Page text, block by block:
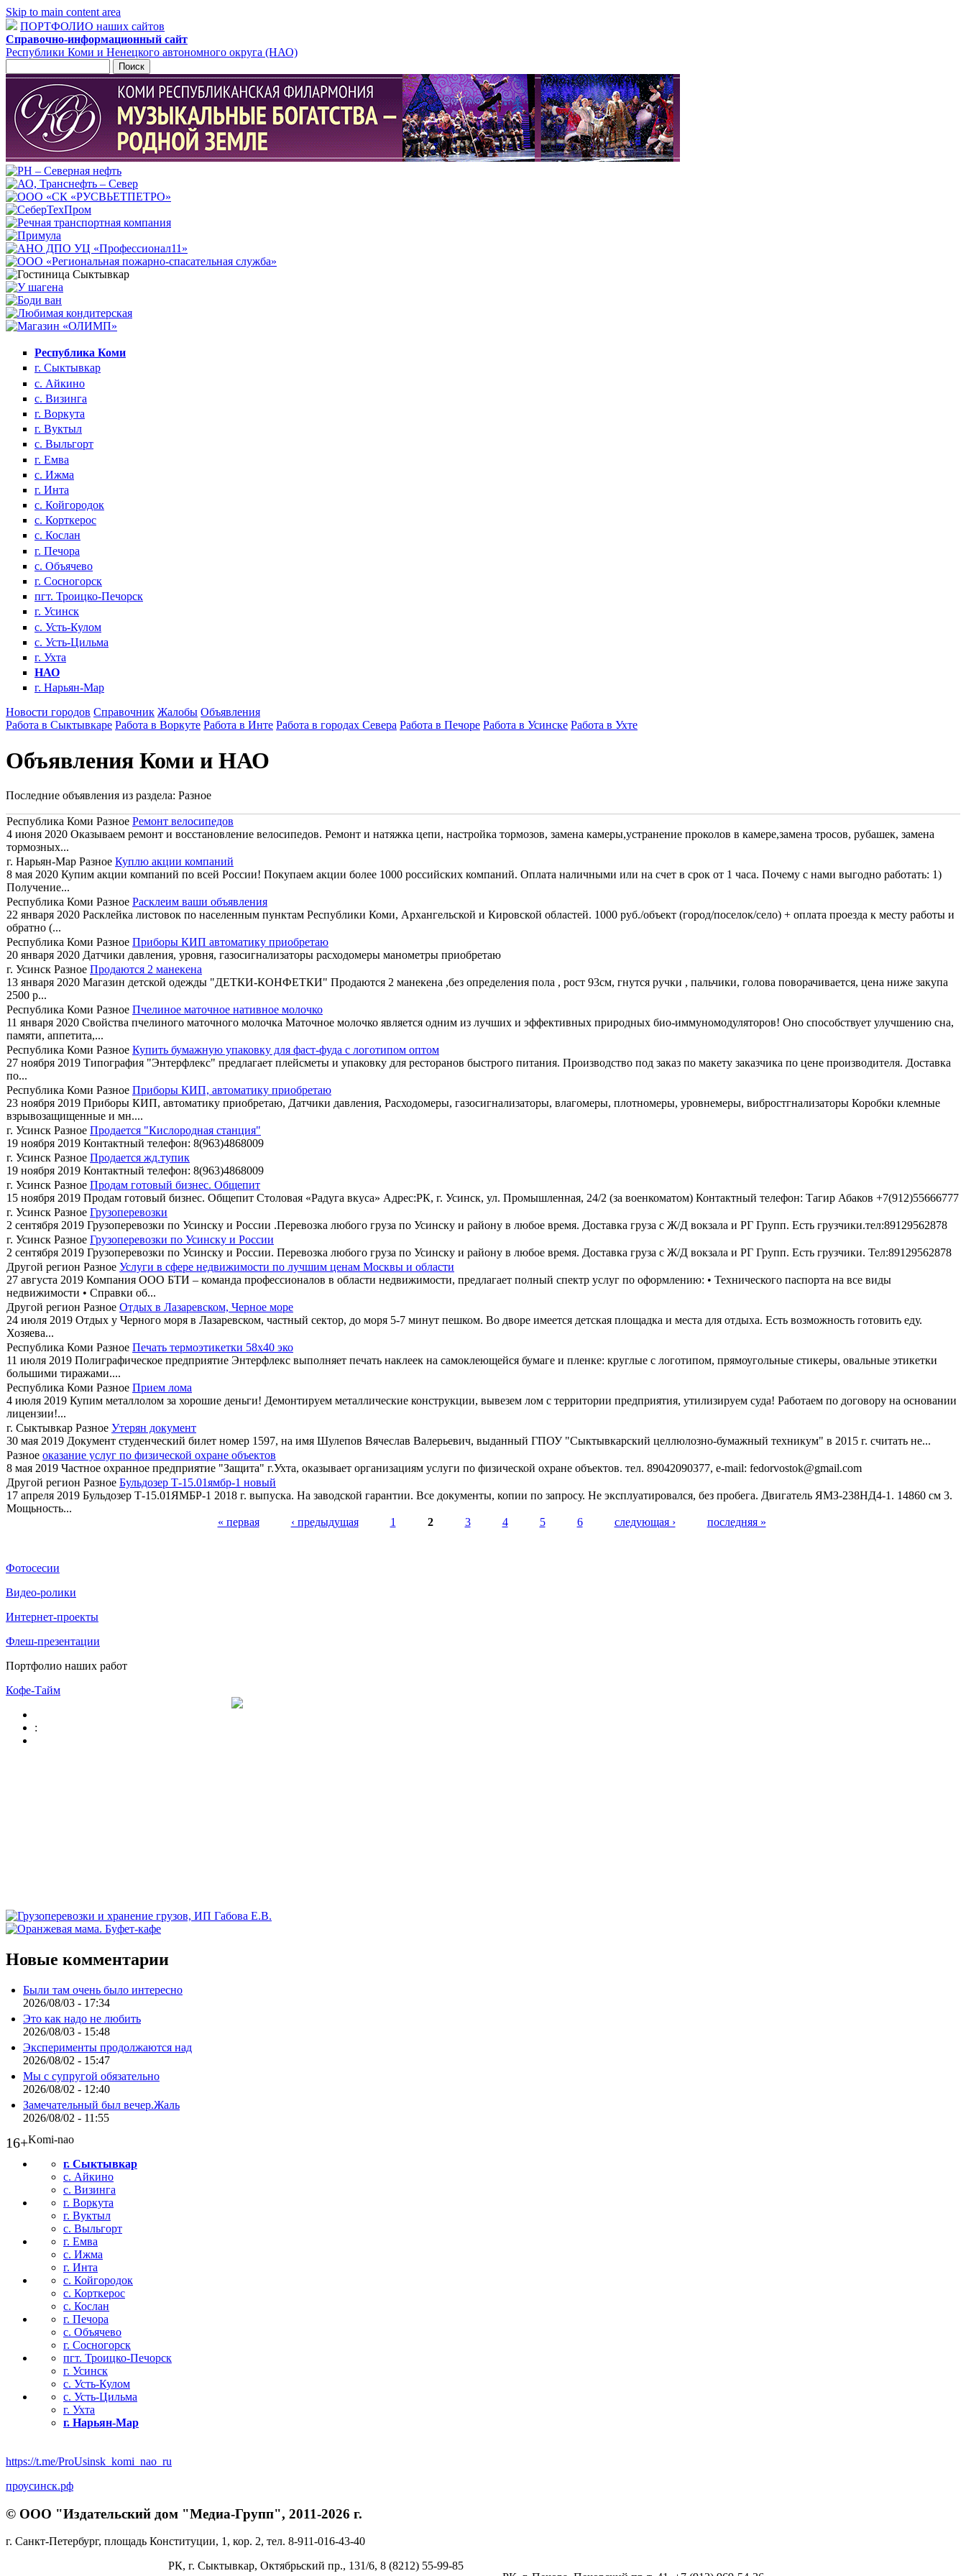
Skip to main content area
ПОРТФОЛИО наших сайтов
Справочно-информационный сайт
Республики Коми и Ненецкого автономного округа (НАО)
Форма поиска
Республика Коми
г. Сыктывкар
с. Айкино
с. Визинга
г. Воркута
г. Вуктыл
с. Выльгорт
г. Емва
с. Ижма
г. Инта
с. Койгородок
с. Корткерос
с. Кослан
г. Печора
с. Объячево
г. Сосногорск
пгт. Троицко-Печорск
г. Усинск
с. Усть-Кулом
с. Усть-Цильма
г. Ухта
НАО
г. Нарьян-Мар
Новости городов Справочник Жалобы Объявления
Работа в Сыктывкаре Работа в Воркуте Работа в Инте Работа в городах Севера Работа в Печоре Работа в Усинске Работа в Ухте
Объявления Коми и НАО
Последние объявления из раздела: Разное
Республика Коми Разное Ремонт велосипедов
4 июня 2020 Оказываем ремонт и восстановление велосипедов. Ремонт и натяжка цепи, настройка тормозов, замена камеры,устранение проколов в камере,замена тросов, рубашек, замена
тормозных...
г. Нарьян-Мар Разное Куплю акции компаний
8 мая 2020 Купим акции компаний по всей России! Покупаем акции более 1000 российских компаний. Оплата наличными или на счет в срок от 1 часа. Почему с нами выгодно работать: 1)
Получение...
Республика Коми Разное Расклеим ваши объявления
22 января 2020 Расклейка листовок по населенным пунктам Республики Коми, Архангельской и Кировской областей. 1000 руб./объект (город/поселок/село) + оплата проезда к месту работы и
обратно (...
Республика Коми Разное Приборы КИП автоматику приобретаю
20 января 2020 Датчики давления, уровня, газосигнализаторы расходомеры манометры приобретаю
г. Усинск Разное Продаются 2 манекена
13 января 2020 Магазин детской одежды "ДЕТКИ-КОНФЕТКИ" Продаются 2 манекена ,без определения пола , рост 93см, гнутся ручки , пальчики, голова поворачивается, цена ниже закупа
2500 р...
Республика Коми Разное Пчелиное маточное нативное молочко
11 января 2020 Свойства пчелиного маточного молочка Маточное молочко является одним из лучших и эффективных природных био-иммуномодуляторов! Оно способствует улучшению сна,
памяти, аппетита,...
Республика Коми Разное Купить бумажную упаковку для фаст-фуда с логотипом оптом
27 ноября 2019 Типография "Энтерфлекс" предлагает плейсметы и упаковку для ресторанов быстрого питания. Производство под заказ по макету заказчика по цене производителя. Доставка
по...
Республика Коми Разное Приборы КИП, автоматику приобретаю
23 ноября 2019 Приборы КИП, автоматику приобретаю, Датчики давления, Расходомеры, газосигнализаторы, влагомеры, плотномеры, уровнемеры, вибростгнализаторы Коробки клемные
взрывозащищенные и мн....
г. Усинск Разное Продается "Кислородная станция"
19 ноября 2019 Контактный телефон: 8(963)4868009
г. Усинск Разное Продается жд.тупик
19 ноября 2019 Контактный телефон: 8(963)4868009
г. Усинск Разное Продам готовый бизнес. Общепит
15 ноября 2019 Продам готовый бизнес. Общепит Столовая «Радуга вкуса» Адрес:РК, г. Усинск, ул. Промышленная, 24/2 (за военкоматом) Контактный телефон: Тагир Абаков +7(912)55666777
г. Усинск Разное Грузоперевозки
2 сентября 2019 Грузоперевозки по Усинску и России .Перевозка любого груза по Усинску и району в любое время. Доставка груза с Ж/Д вокзала и РГ Групп. Есть грузчики.тел:89129562878
г. Усинск Разное Грузоперевозки по Усинску и России
2 сентября 2019 Грузоперевозки по Усинску и России. Перевозка любого груза по Усинску и району в любое время. Доставка груза с Ж/Д вокзала и РГ Групп. Есть грузчики. Тел:89129562878
Другой регион Разное Услуги в сфере недвижимости по лучшим ценам Москвы и области
27 августа 2019 Компания ООО БТИ – команда профессионалов в области недвижимости, предлагает полный спектр услуг по оформлению: • Технического паспорта на все виды
недвижимости • Справки об...
Другой регион Разное Отдых в Лазаревском, Черное море
24 июля 2019 Отдых у Черного моря в Лазаревском, частный сектор, до моря 5-7 минут пешком. Во дворе имеется детская площадка и места для отдыха. Есть возможность готовить еду.
Хозяева...
Республика Коми Разное Печать термоэтикетки 58х40 эко
11 июля 2019 Полиграфическое предприятие Энтерфлекс выполняет печать наклеек на самоклеющейся бумаге и пленке: круглые с логотипом, прямоугольные стикеры, овальные этикетки
большими тиражами....
Республика Коми Разное Прием лома
4 июля 2019 Купим металлолом за хорошие деньги! Демонтируем металлические конструкции, вывезем лом с территории предприятия, утилизируем суда! Работаем по договору на основании
лицензии!...
г. Сыктывкар Разное Утерян документ
30 мая 2019 Документ студенческий билет номер 1597, на имя Шулепов Вячеслав Валерьевич, выданный ГПОУ "Сыктывкарский целлюлозно-бумажный техникум" в 2015 г. считать не...
Разное оказание услуг по физической охране объектов
8 мая 2019 Частное охранное предприятие "Защита" г.Ухта, оказывает организациям услуги по физической охране объектов. тел. 89042090377, e-mail: fedorvostok@gmail.com
Другой регион Разное Бульдозер Т-15.01ямбр-1 новый
17 апреля 2019 Бульдозер Т-15.01ЯМБР-1 2018 г. выпуска. На заводской гарантии. Все документы, копии по запросу. Не эксплуатировался, без пробега. Двигатель ЯМЗ-238НД4-1. 14860 см 3.
Мощьность...
« первая ‹ предыдущая 1 2 3 4 5 6 следующая › последняя »
Фотосесии
Видео-ролики
Интернет-проекты
Флеш-презентации
Портфолио наших работ
Кофе-Тайм
:
Новые комментарии
Были там очень было интересно
2026/08/03 - 17:34
Это как надо не любить
2026/08/03 - 15:48
Эксперименты продолжаются над
2026/08/02 - 15:47
Мы с супругой обязательно
2026/08/02 - 12:40
Замечательный был вечер.Жаль
2026/08/02 - 11:55
16+Komi-nao
г. Сыктывкар
с. Айкино
с. Визинга
г. Воркута
г. Вуктыл
с. Выльгорт
г. Емва
с. Ижма
г. Инта
с. Койгородок
с. Корткерос
с. Кослан
г. Печора
с. Объячево
г. Сосногорск
пгт. Троицко-Печорск
г. Усинск
с. Усть-Кулом
с. Усть-Цильма
г. Ухта
г. Нарьян-Мар
https://t.me/ProUsinsk_komi_nao_ru
проусинск.рф
© ООО "Издательский дом "Медиа-Групп", 2011-2026 г.
г. Санкт-Петербург, площадь Конституции, 1, кор. 2, тел. 8-911-016-43-40
РК, г. Сыктывкар, Октябрьский пр., 131/6, 8 (8212) 55-99-85